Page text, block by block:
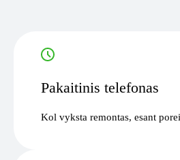
Pakaitinis telefonas
Kol vyksta remontas, esant